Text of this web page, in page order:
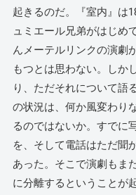
起きるのだ。『室内』は
ュミエール兄弟がはじめ
んメーテルリンクの演劇
もつとは思わない。しか
り、ただそれについて語
の状況は、何か風変わり
るのではないか。すでに
を、そして電話はただ聞
あった。そこで演劇もま
に分離するということが